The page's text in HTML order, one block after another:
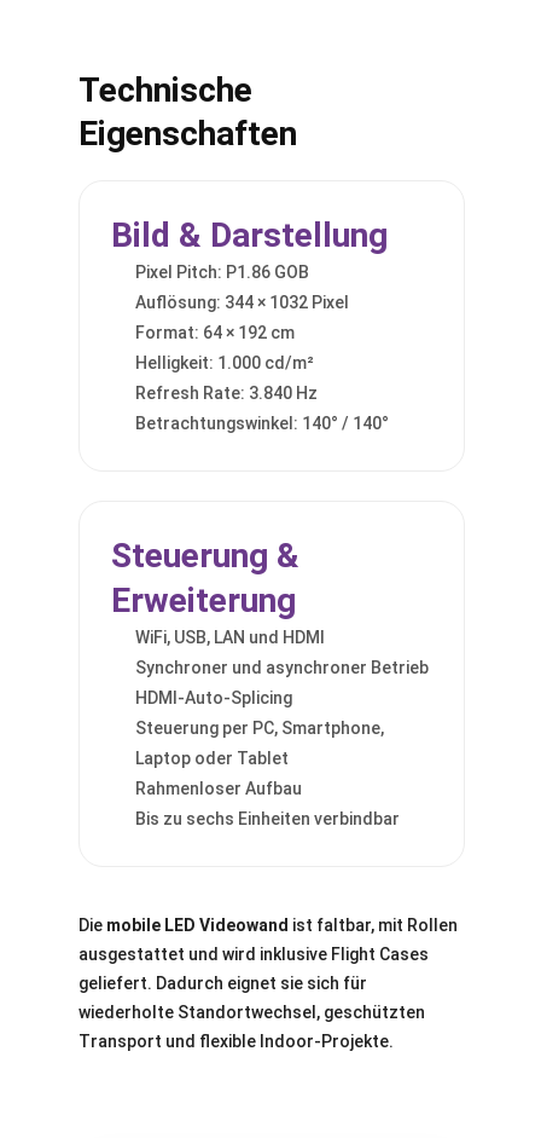
Technische
Eigenschaften
Bild & Darstellung
Pixel Pitch: P1.86 GOB
Auflösung: 344 × 1032 Pixel
Format: 64 × 192 cm
Helligkeit: 1.000 cd/m²
Refresh Rate: 3.840 Hz
Betrachtungswinkel: 140° / 140°
Steuerung &
Erweiterung
WiFi, USB, LAN und HDMI
Synchroner und asynchroner Betrieb
HDMI-Auto-Splicing
Steuerung per PC, Smartphone,
Laptop oder Tablet
Rahmenloser Aufbau
Bis zu sechs Einheiten verbindbar
Die mobile LED Videowand ist faltbar, mit Rollen
ausgestattet und wird inklusive Flight Cases
geliefert. Dadurch eignet sie sich für
wiederholte Standortwechsel, geschützten
Transport und flexible Indoor-Projekte.